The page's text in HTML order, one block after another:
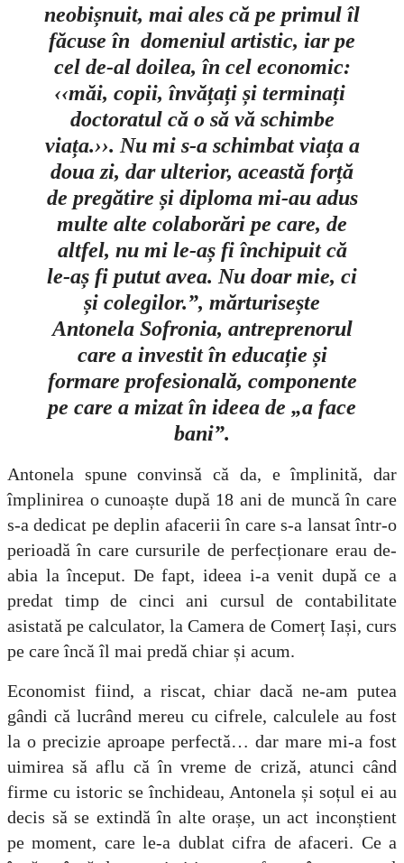
neobișnuit, mai ales că pe primul îl
făcuse în domeniul artistic, iar pe
cel de-al doilea, în cel economic:
‹‹măi, copii, învățați și terminați
doctoratul că o să vă schimbe
viața.››. Nu mi s-a schimbat viața a
doua zi, dar ulterior, această forță
de pregătire și diploma mi-au adus
multe alte colaborări pe care, de
altfel, nu mi le-aș fi închipuit că
le-aș fi putut avea. Nu doar mie, ci
și colegilor.”, mărturisește
Antonela Sofronia, antreprenorul
care a investit în educație și
formare profesională, componente
pe care a mizat în ideea de „a face
bani”.
Antonela spune convinsă că da, e împlinită, dar
împlinirea o cunoaște după 18 ani de muncă în care
s-a dedicat pe deplin afacerii în care s-a lansat într-o
perioadă în care cursurile de perfecționare erau de-
abia la început. De fapt, ideea i-a venit după ce a
predat timp de cinci ani cursul de contabilitate
asistată pe calculator, la Camera de Comerț Iași, curs
pe care încă îl mai predă chiar și acum.
Economist fiind, a riscat, chiar dacă ne-am putea
gândi că lucrând mereu cu cifrele, calculele au fost
la o precizie aproape perfectă… dar mare mi-a fost
uimirea să aflu că în vreme de criză, atunci când
firme cu istoric se închideau, Antonela și soțul ei au
decis să se extindă în alte orașe, un act inconștient
pe moment, care le-a dublat cifra de afaceri. Ce a